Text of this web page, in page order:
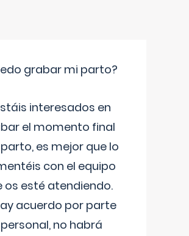
grabar mi parto?
interesados en
el momento final
es mejor que lo
con el equipo
os esté atendiendo.
acuerdo por parte
no habrá